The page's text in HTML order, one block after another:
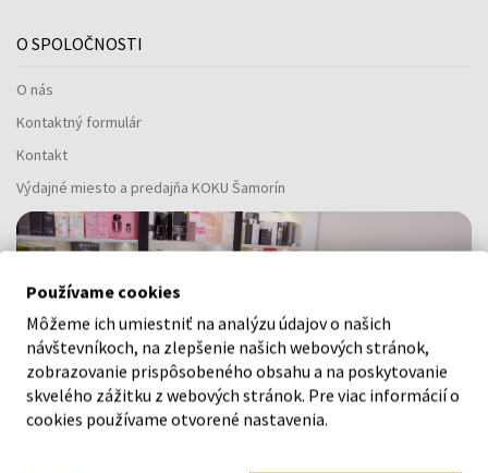
O SPOLOČNOSTI
O nás
Kontaktný formulár
Kontakt
Výdajné miesto a predajňa KOKU Šamorín
Používame cookies
Môžeme ich umiestniť na analýzu údajov o našich
návštevníkoch, na zlepšenie našich webových stránok,
zobrazovanie prispôsobeného obsahu a na poskytovanie
skvelého zážitku z webových stránok. Pre viac informácií o
cookies používame otvorené nastavenia.